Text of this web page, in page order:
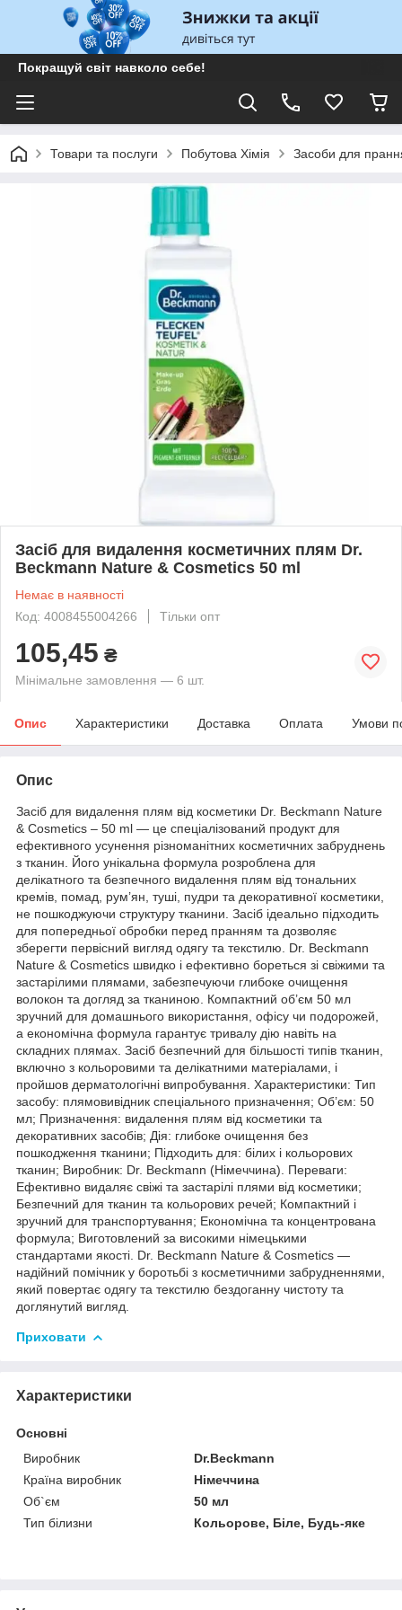
Покращуй світ навколо себе!
Товари та послуги Побутова Хімія Засоби для
Засіб для видалення косметичних плям Dr.
Beckmann Nature & Cosmetics 50 ml
Немає в наявності
Код: 4008455004266
Тільки опт
105,45 ₴
Мінімальне замовлення — 6 шт.
Опис Характеристики Доставка Оплата Умови
Опис
Засіб для видалення плям від косметики Dr. Beckmann Nature
& Cosmetics – 50 ml — це спеціалізований продукт для
ефективного усунення різноманітних косметичних забруднень
з тканин. Його унікальна формула розроблена для
делікатного та безпечного видалення плям від тональних
кремів, помад, рум’ян, туші, пудри та декоративної косметики,
не пошкоджуючи структуру тканини. Засіб ідеально підходить
для попередньої обробки перед пранням та дозволяє
зберегти первісний вигляд одягу та текстилю. Dr. Beckmann
Nature & Cosmetics швидко і ефективно бореться зі свіжими та
застарілими плямами, забезпечуючи глибоке очищення
волокон та догляд за тканиною. Компактний об’єм 50 мл
зручний для домашнього використання, офісу чи подорожей,
а економічна формула гарантує тривалу дію навіть на
складних плямах. Засіб безпечний для більшості типів тканин,
включно з кольоровими та делікатними матеріалами, і
пройшов дерматологічні випробування. Характеристики: Тип
засобу: плямовивідник спеціального призначення; Об’єм: 50
мл; Призначення: видалення плям від косметики та
декоративних засобів; Дія: глибоке очищення без
пошкодження тканини; Підходить для: білих і кольорових
тканин; Виробник: Dr. Beckmann (Німеччина). Переваги:
Ефективно видаляє свіжі та застарілі плями від косметики;
Безпечний для тканин та кольорових речей; Компактний і
зручний для транспортування; Економічна та концентрована
формула; Виготовлений за високими німецькими
стандартами якості. Dr. Beckmann Nature & Cosmetics —
надійний помічник у боротьбі з косметичними забрудненнями,
який повертає одягу та текстилю бездоганну чистоту та
доглянутий вигляд.
Приховати
Характеристики
Основні
Виробник
Dr.Beckmann
Країна виробник
Німеччина
Об`єм
50 мл
Тип білизни
Кольорове, Біле, Будь-яке